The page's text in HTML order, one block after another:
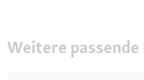
Weitere